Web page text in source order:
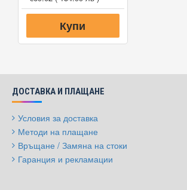
Купи
ДОСТАВКА И ПЛАЩАНЕ
Условия за доставка
Методи на плащане
Връщане / Замяна на стоки
Гаранция и рекламации